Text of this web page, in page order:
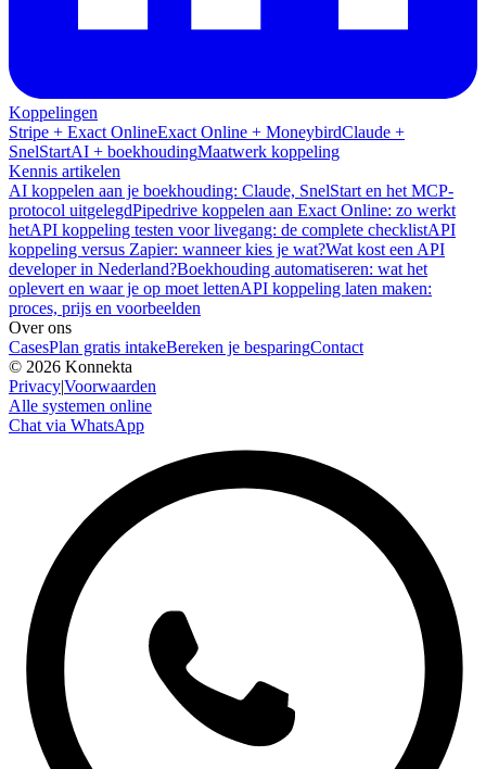
Koppelingen
Stripe + Exact OnlineExact Online + MoneybirdClaude +
SnelStartAI + boekhoudingMaatwerk koppeling
Kennis artikelen
AI koppelen aan je boekhouding: Claude, SnelStart en het MCP-
protocol uitgelegdPipedrive koppelen aan Exact Online: zo werkt
hetAPI koppeling testen voor livegang: de complete checklistAPI
koppeling versus Zapier: wanneer kies je wat?Wat kost een API
developer in Nederland?Boekhouding automatiseren: wat het
oplevert en waar je op moet lettenAPI koppeling laten maken:
proces, prijs en voorbeelden
Over ons
CasesPlan gratis intakeBereken je besparingContact
© 2026 Konnekta
Privacy|Voorwaarden
Alle systemen online
Chat via WhatsApp